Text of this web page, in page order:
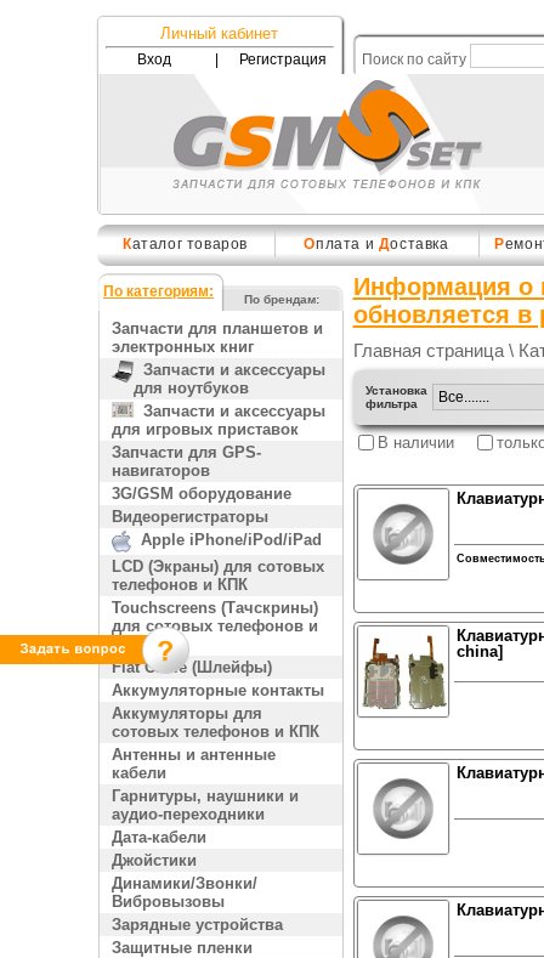
Личный кабинет
Вход Регистрация Поиск по сайту
Каталог товаров Оплата и Доставка Р
По категориям: По брендам:
Запчасти для планшетов и
электронных книг
Запчасти и аксессуары
для ноутбуков
Запчасти и аксессуары
для игровых приставок
Запчасти для GPS-
навигаторов
3G/GSM оборудование
Видеорегистраторы
Apple iPhone/iPod/iPad
LCD (Экраны) для сотовых
телефонов и КПК
Touchscreens (Тачскрины)
для сотовых телефонов и
КПК
Flat Cable (Шлейфы)
Аккумуляторные контакты
Аккумуляторы для
сотовых телефонов и КПК
Антенны и антенные
кабели
Гарнитуры, наушники и
аудио-переходники
Дата-кабели
Джойстики
Динамики/Звонки/
Вибровызовы
Зарядные устройства
Защитные пленки
Информация о
обновляется
Главная страница\
Установка
фильтра
В наличии
china]